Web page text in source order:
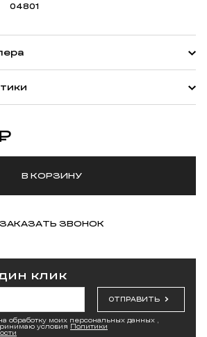
В КОРЗИНУ
ЗАКАЗАТЬ ЗВОНОК
04801
клик
ОТПРАВИТЬ
обработку моих персональных данных ,
условия Политики